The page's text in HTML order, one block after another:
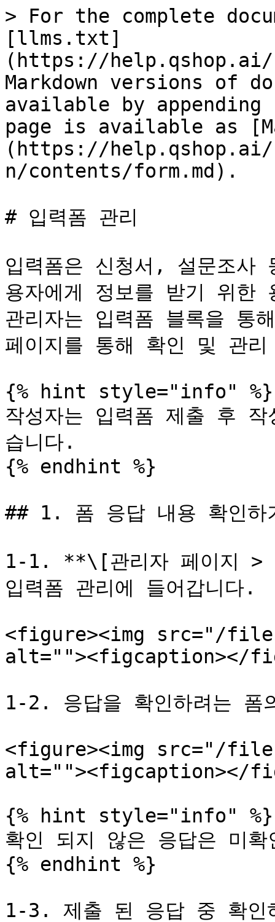
> For the complete
[llms.txt]
(https://
Markdown versions of
available by
page is available as
(https://help.qshop.ai/
n/contents/form.md).
# 입력폼 관리
입력폼은 신청서, 설문조사
용자에게 정보를 받기 위한
관리자는 입력폼 블록을 통
페이지를 통해 확인 및 관
{% hint style="info" %}
작성자는 입력폼 제출 후
습니다.
{% endhint %}
## 1. 폼 응답 내용 확인하
1-1. **\[관리자 페이지 >
입력폼 관리에 들어갑니다.
<figure><img src="/files/
alt=""><figcaption></
1-2. 응답을 확인하려는 폼
<figure><img src="/
alt=""><figcaption></
{% hint style="info" %}
확인 되지 않은 응답은 미
{% endhint %}
1-3. 제출 된 응답 중 확인